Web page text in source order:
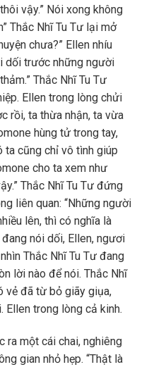
vậy.” Nói xong không
Thắc Nhĩ Tu Tư lại mở
chưa?” Ellen nhíu
dối trước những người
Thắc Nhĩ Tu Tư
Ellen trong lòng chửi
rồi, ta thừa nhận, ta vừa
hùng tử trong tay,
ta cũng chỉ vô tình giúp
cho ta xem như
Thắc Nhĩ Tu Tư đứng
liên quan: “Những người
lên, thì có nghĩa là
nói dối, Ellen, ngươi
Thắc Nhĩ Tu Tư đang
lời nào để nói. Thắc Nhĩ
vẻ đã từ bỏ giãy giụa,
Ellen trong lòng cả kinh.
ra một cái chai, nghiêng
gian nhỏ hẹp. “Thật là